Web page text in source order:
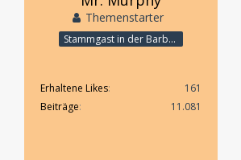
Themenstarter
Stammgast in der Barbarabar
Erhaltene Likes
161
Beiträge
11.081